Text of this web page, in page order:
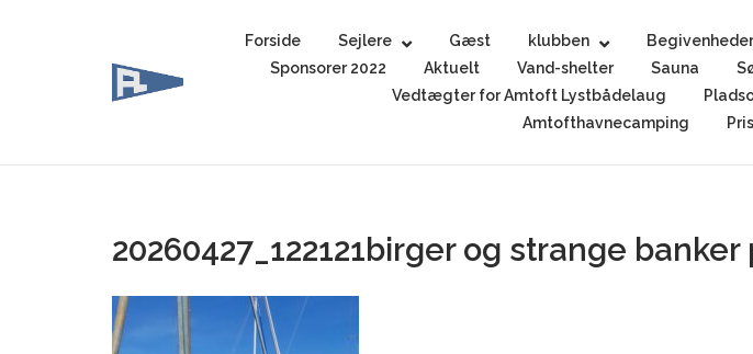
Forside Sejlere Gæst klubben Begivenheder
Sponsorer 2022
Aktuelt Vand-shelter Sauna
Vedtægter for Amtoft Lystbådelaug
Amtofthavnecamping
20260427_122121birger og strange